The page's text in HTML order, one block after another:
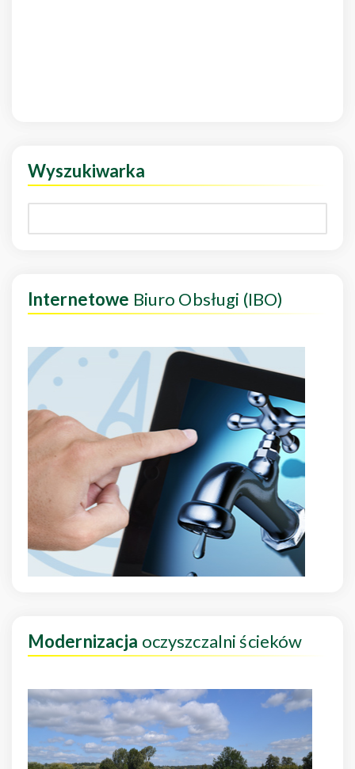
Wyszukiwarka
Internetowe Biuro Obsługi (IBO)
Modernizacja oczyszczalni ścieków